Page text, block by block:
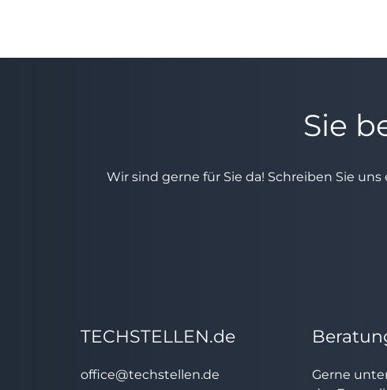
Sie
Wir sind gerne für Sie da! Schreiben Sie
TECHSTELLEN.de
office@techstellen.de
Gerne